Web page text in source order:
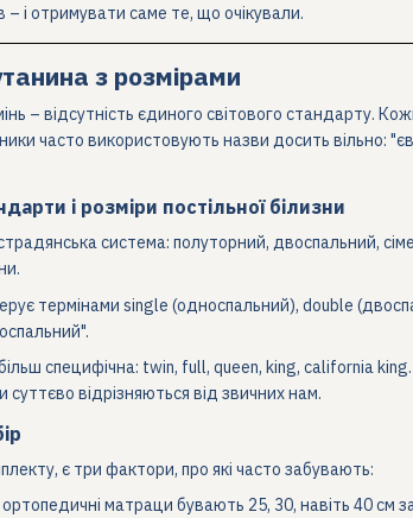
– і отримувати саме те, що очікували.
з розмірами
– відсутність єдиного світового стандарту.
часто використовують назви досить вільно:
і розміри постільної білизни
система: полуторний, двоспальний,
термінами single (односпальний), double
специфічна: twin, full, queen, king, california
суттєво відрізняються від звичних нам.
є три фактори, про які часто забувають:
ортопедичні матраци бувають 25, 30, навіть 40